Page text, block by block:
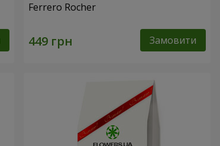
Ferrero Rocher
Замовити